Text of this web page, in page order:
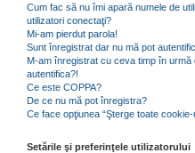
Cum fac să nu îmi apară numele de
utilizatori conectaţi?
Mi-am pierdut parola!
Sunt înregistrat dar nu mă pot
M-am înregistrat cu ceva timp în urmă
autentifica?!
Ce este COPPA?
De ce nu mă pot înregistra?
Ce face opţiunea “Şterge toate cookie-
Setările şi preferinţele utilizatorului